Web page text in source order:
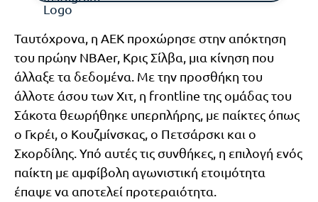
Ταυτόχρονα, η ΑΕΚ προχώρησε στην απόκτηση
του πρώην NBAer, Κρις Σίλβα, μια κίνηση που
άλλαξε τα δεδομένα. Με την προσθήκη του
άλλοτε άσου των Χιτ, η frontline της ομάδας του
Σάκοτα θεωρήθηκε υπερπλήρης, με παίκτες όπως
ο Γκρέι, ο Κουζμίνσκας, ο Πετσάρσκι και ο
Σκορδίλης. Υπό αυτές τις συνθήκες, η επιλογή ενός
παίκτη με αμφίβολη αγωνιστική ετοιμότητα
έπαψε να αποτελεί προτεραιότητα.